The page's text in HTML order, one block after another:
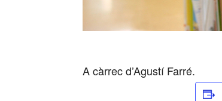
A càrrec d’Agustí Farré.